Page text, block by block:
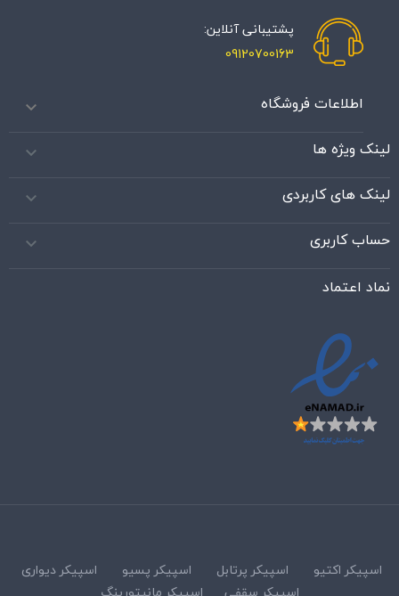
پشتیبانی آنلاین:
09120700163
اطلاعات فروشگاه 
لینک ویژه ها 
لینک های کاربردی 
حساب کاربری 
نماد اعتماد
اسپیکر اکتیو اسپیکر پرتابل اسپیکر پسیو
اسپیکر دیواری